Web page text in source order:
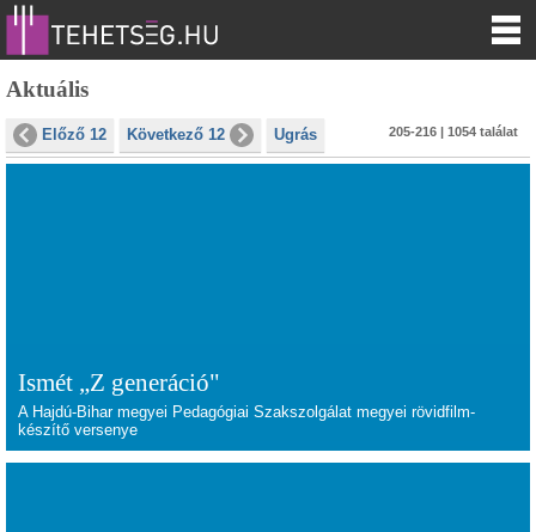
Aktuális
Előző 12 Következő 12 Ugrás 205-216 | 1054 találat
Ismét „Z generáció"
A Hajdú-Bihar megyei Pedagógiai Szakszolgálat megyei rövidfilm-
készítő versenye